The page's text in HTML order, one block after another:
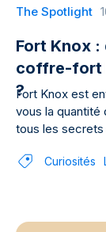
The Spotlight
Fort Knox
coffre-fort
?
Fort Knox est
vous la
tous les secrets
Curiosités